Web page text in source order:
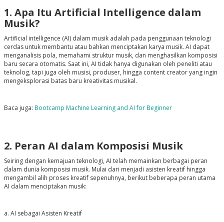
1. Apa Itu Artificial Intelligence dalam
Musik?
Artificial intelligence (AI) dalam musik adalah pada penggunaan teknologi
cerdas untuk membantu atau bahkan menciptakan karya musik. AI dapat
menganalisis pola, memahami struktur musik, dan menghasilkan komposisi
baru secara otomatis. Saat ini, AI tidak hanya digunakan oleh peneliti atau
teknolog, tapi juga oleh musisi, produser, hingga content creator yang ingin
mengeksplorasi batas baru kreativitas musikal.
Baca juga: Bootcamp Machine Learning and AI for Beginner
2. Peran AI dalam Komposisi Musik
Seiring dengan kemajuan teknologi, AI telah memainkan berbagai peran
dalam dunia komposisi musik. Mulai dari menjadi asisten kreatif hingga
mengambil alih proses kreatif sepenuhnya, berikut beberapa peran utama
AI dalam menciptakan musik:
a. AI sebagai Asisten Kreatif